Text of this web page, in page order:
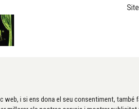
i si ens dona el seu consentiment, també